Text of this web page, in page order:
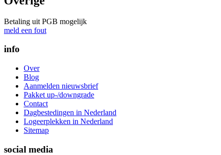
Betaling uit PGB mogelijk
meld een fout
info
Over
Blog
Aanmelden nieuwsbrief
Pakket up-/downgrade
Contact
Dagbestedingen in Nederland
Logeerplekken in Nederland
Sitemap
social media